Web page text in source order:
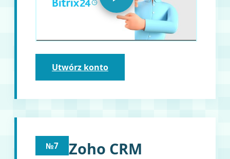
Utwórz konto
№7 Zoho CRM